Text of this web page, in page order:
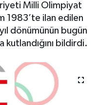
Milli Olimpiyat
1983’te ilan edilen
dönümünün bugün
bildirdi.